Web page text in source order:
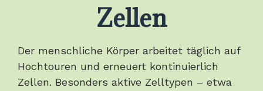
Zellen
Der menschliche Körper arbeitet täglich auf
Hochtouren und erneuert kontinuierlich
Zellen. Besonders aktive Zelltypen – etwa